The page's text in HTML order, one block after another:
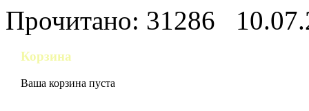
Прочитано: 31286
Корзина
Ваша корзина пуста